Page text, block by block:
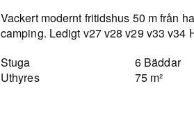
Vackert modernt fritidshus 50 m från
camping. Ledigt v27 v28 v29 v33 v34
Stuga
Uthyres
6 Bäddar
75 m²